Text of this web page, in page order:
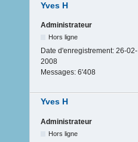
Yves H
Administrateur
Hors ligne
Date d'enregistrement: 26-02-
2008
Messages: 6'408
Yves H
Administrateur
Hors ligne